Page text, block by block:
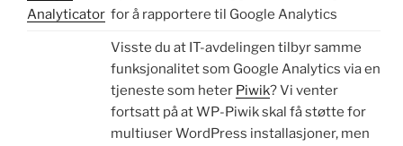
Analyticator for å rapportere til Google Analytics
Visste du at IT-avdelingen tilbyr samme
funksjonalitet som Google Analytics via en
tjeneste som heter Piwik? Vi venter
fortsatt på at WP-Piwik skal få støtte for
multiuser WordPress installasjoner, men